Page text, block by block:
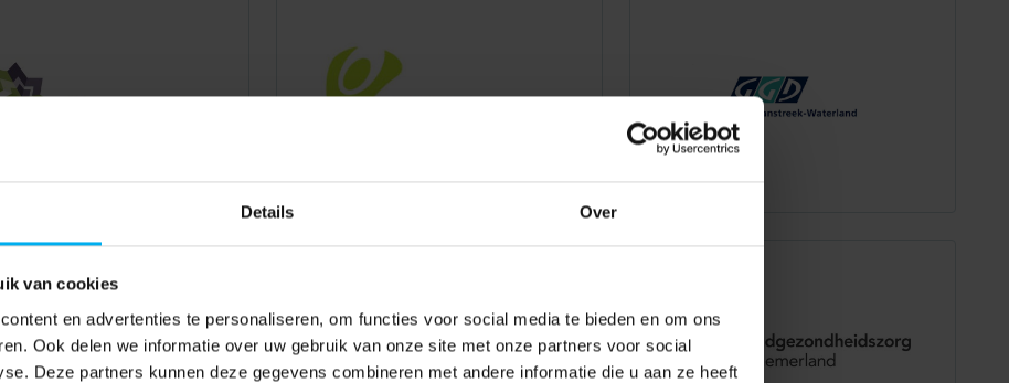
Details Over
van cookies
en advertenties te personaliseren, om functies voor social media te bieden en om ons
Ook delen we informatie over uw gebruik van onze site met onze partners voor social
Deze partners kunnen deze gegevens combineren met andere informatie die u aan ze heeft